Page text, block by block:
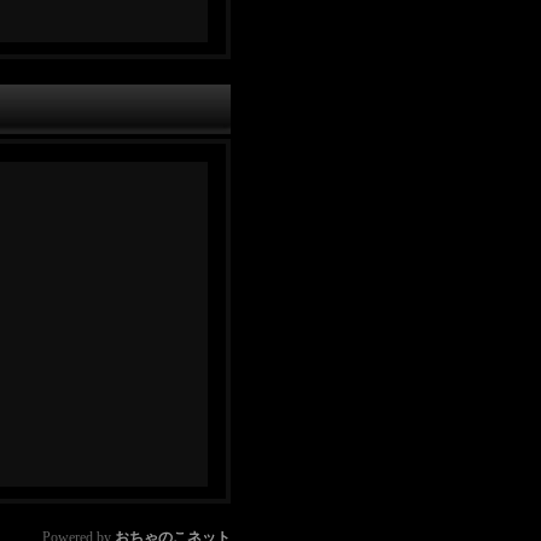
Powered by おちゃのこネット